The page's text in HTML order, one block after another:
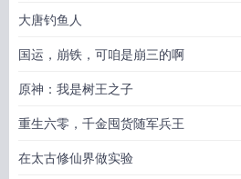
大唐钓鱼人
国运，崩铁，可咱是崩三的啊
原神：我是树王之子
重生六零，千金囤货随军兵王
在太古修仙界做实验